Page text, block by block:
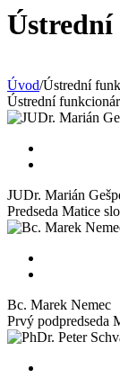
Úvod/Ústrední
Ústrední
JUDr. Marián
Predseda Matice
Bc. Marek Nemec
Prvý podpredseda